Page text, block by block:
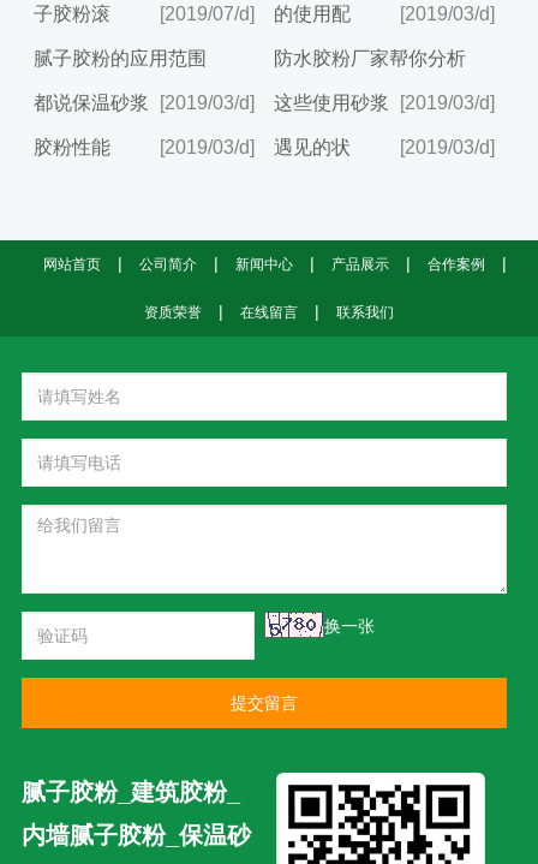
子胶粉滚 [2019/07/d]
腻子胶粉的应用范围
[2019/03/d]
都说保温砂浆
胶粉性能 [2019/03/d]
的使用配 [2019/03/d]
防水胶粉厂家帮你分析
[2019/03/d]
这些使用砂浆
遇见的状 [2019/03/d]
网站首页 | 公司简介 | 新闻中心 | 产品展示 | 合作案例 |
资质荣誉 | 在线留言 | 联系我们
换一张
提交留言
腻子胶粉_建筑胶粉_
内墙腻子胶粉_保温砂